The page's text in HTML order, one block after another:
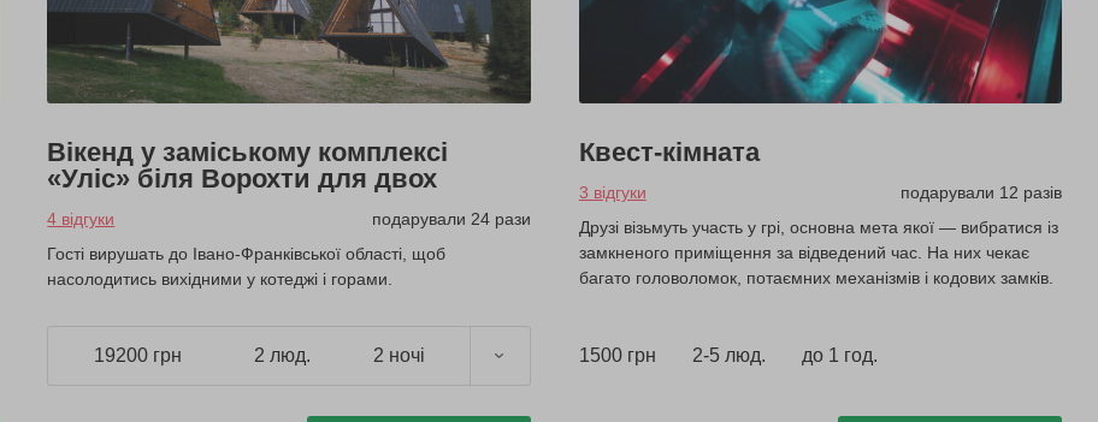
Вікенд у заміському комплексі
«Уліс» біля Ворохти для двох
4 відгуки
подарували 24 рази
Гості вирушать до Івано-Франківської області, щоб
насолодитись вихідними у котеджі і горами.
19200 грн 2 люд. 2 ночі
Квест-кімната
3 відгуки
подарували 12 разів
Друзі візьмуть участь у грі, основна мета якої — вибратися із
замкненого приміщення за відведений час. На них чекає
багато головоломок, потаємних механізмів і кодових замків.
1500 грн 2-5 люд. до 1 год.